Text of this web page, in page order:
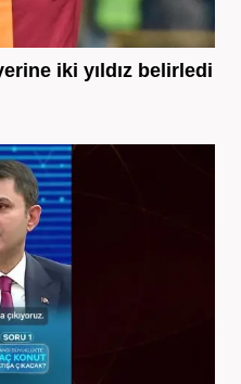
iki yıldız belirledi